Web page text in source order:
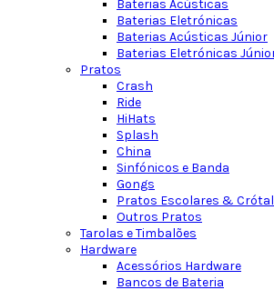
Baterias Acústicas
Baterias Eletrónicas
Baterias Acústicas Júnior
Baterias Eletrónicas
Pratos
Crash
Ride
HiHats
Splash
China
Sinfónicos e Banda
Gongs
Pratos Escolares &
Outros Pratos
Tarolas e Timbalões
Hardware
Acessórios Hardware
Bancos de Bateria